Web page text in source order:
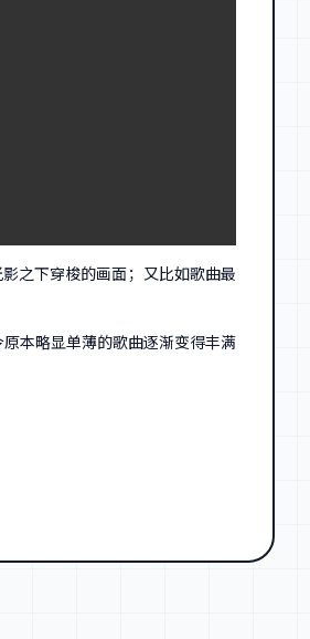
之下穿梭的画面；又比如歌曲最
本略显单薄的歌曲逐渐变得丰满